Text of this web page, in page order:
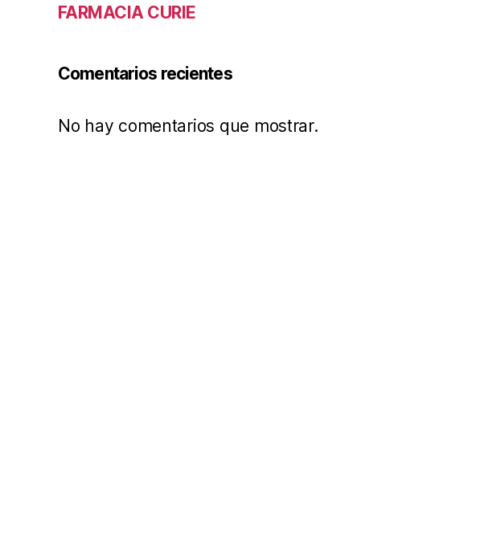
FARMACIA CURIE
Comentarios recientes
No hay comentarios que mostrar.